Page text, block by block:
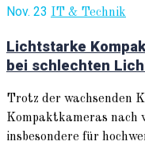
Nov. 23 IT & Technik
Lichtstarke
bei schlechten
Trotz der wachsenden
Kompaktkameras nach
insbesondere für